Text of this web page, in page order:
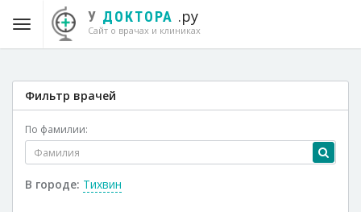
У ДОКТОРА .ру
Сайт о врачах и клиниках
Фильтр врачей
По фамилии:
В городе: Тихвин